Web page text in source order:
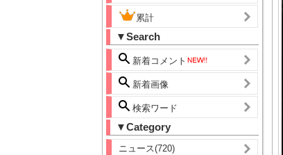
累計
▼Search
新着コメント
新着画像
検索ワード
▼Category
ニュース(720)